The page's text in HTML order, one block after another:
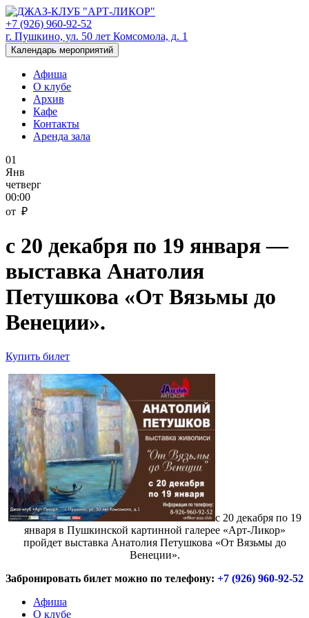
+7 (926) 960-92-52
г. Пушкино, ул. 50 лет Комсомола, д. 1
Календарь мероприятий
Афиша
О клубе
Архив
Кафе
Контакты
Аренда зала
01
Янв
четверг
00:00
от ₽
с 20 декабря по 19 января —
выставка Анатолия
Петушкова «От Вязьмы до
Венеции».
Купить билет
с 20 декабря по 19
января в Пушкинской картинной галерее «Арт-Ликор»
пройдет выставка Анатолия Петушкова «От Вязьмы до
Венеции».
Забронировать билет можно по телефону: +7 (926) 960-92-52
Афиша
О клубе